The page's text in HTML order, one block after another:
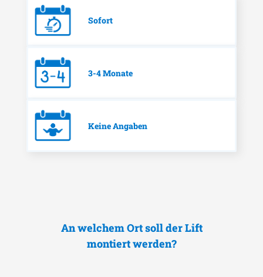
Sofort
3-4 Monate
Keine Angaben
An welchem Ort soll der Lift
montiert werden?